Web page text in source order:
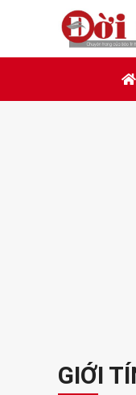
GIỚI